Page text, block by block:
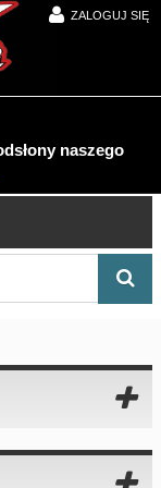
ZALOGUJ SIĘ
naszego